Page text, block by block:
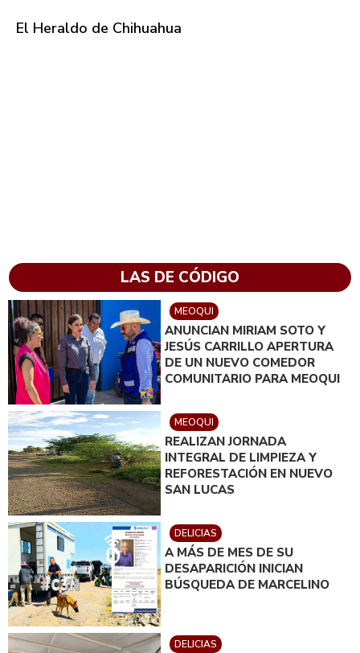
El Heraldo de Chihuahua
LAS DE CÓDIGO
MEOQUI
ANUNCIAN MIRIAM SOTO Y
JESÚS CARRILLO APERTURA
DE UN NUEVO COMEDOR
COMUNITARIO PARA MEOQUI
MEOQUI
REALIZAN JORNADA
INTEGRAL DE LIMPIEZA Y
REFORESTACIÓN EN NUEVO
SAN LUCAS
DELICIAS
A MÁS DE MES DE SU
DESAPARICIÓN INICIAN
BÚSQUEDA DE MARCELINO
DELICIAS